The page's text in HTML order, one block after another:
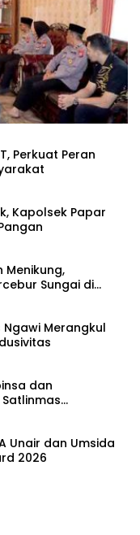
Perkuat Peran
Kapolsek Papar
Menikung,
Sungai di
Ngawi Merangkul
dan
Unair dan Umsida
2026